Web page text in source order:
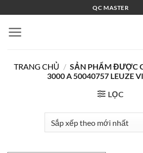
qua
nội
QC MASTER
TRANG CHỦ / SẢN PHẨM ĐƯỢC
3000 A 50040757 LEUZE
LỌC